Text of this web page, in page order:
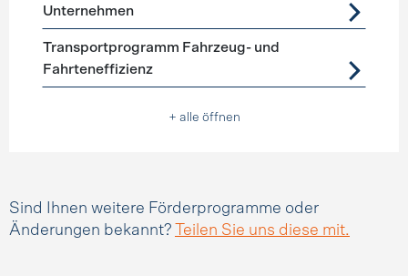
Unternehmen
Transportprogramm Fahrzeug- und
Fahrteneffizienz
+ alle öffnen
Sind Ihnen weitere Förderprogramme oder
Änderungen bekannt?
Teilen Sie uns diese mit.